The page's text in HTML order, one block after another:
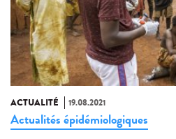
ACTUALITÉ 19.08.2021
Actualités épidémiologiques